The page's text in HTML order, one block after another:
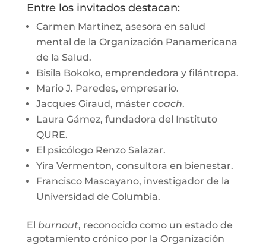
Entre los invitados destacan:
Carmen Martínez, asesora en salud
mental de la Organización Panamericana
de la Salud.
Bisila Bokoko, emprendedora y filántropa.
Mario J. Paredes, empresario.
Jacques Giraud, máster coach.
Laura Gámez, fundadora del Instituto
QURE.
El psicólogo Renzo Salazar.
Yira Vermenton, consultora en bienestar.
Francisco Mascayano, investigador de la
Universidad de Columbia.
El burnout, reconocido como un estado de
agotamiento crónico por la Organización